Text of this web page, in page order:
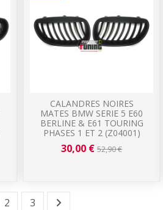
CALANDRES NOIRES
MATES BMW SERIE 5 E60
BERLINE & E61 TOURING
PHASES 1 ET 2 (Z04001)
30,00 €52,90 €
2 3